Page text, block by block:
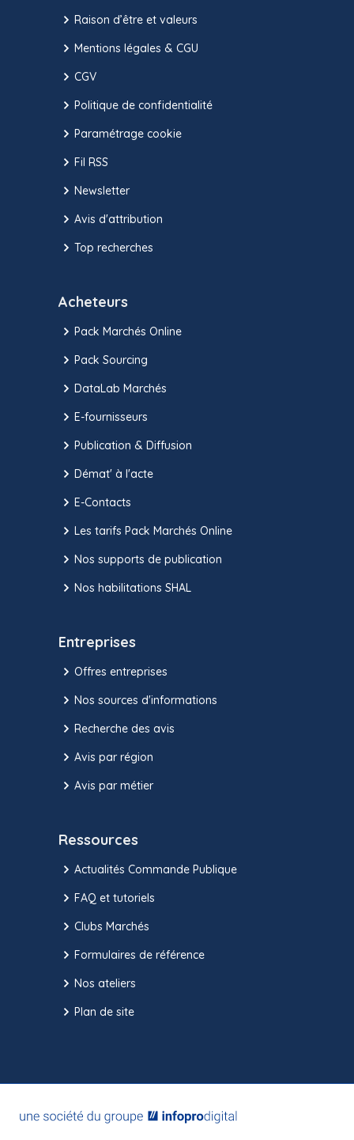
Raison d’être et valeurs
Mentions légales & CGU
CGV
Politique de confidentialité
Paramétrage cookie
Fil RSS
Newsletter
Avis d'attribution
Top recherches
Acheteurs
Pack Marchés Online
Pack Sourcing
DataLab Marchés
E-fournisseurs
Publication & Diffusion
Démat' à l'acte
E-Contacts
Les tarifs Pack Marchés Online
Nos supports de publication
Nos habilitations SHAL
Entreprises
Offres entreprises
Nos sources d'informations
Recherche des avis
Avis par région
Avis par métier
Ressources
Actualités Commande Publique
FAQ et tutoriels
Clubs Marchés
Formulaires de référence
Nos ateliers
Plan de site